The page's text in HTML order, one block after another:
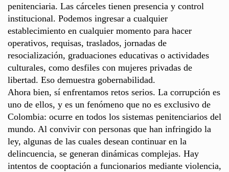
penitenciaria. Las cárceles tienen presencia y control
institucional. Podemos ingresar a cualquier
establecimiento en cualquier momento para hacer
operativos, requisas, traslados, jornadas de
resocialización, graduaciones educativas o actividades
culturales, como desfiles con mujeres privadas de
libertad. Eso demuestra gobernabilidad.
Ahora bien, sí enfrentamos retos serios. La corrupción es
uno de ellos, y es un fenómeno que no es exclusivo de
Colombia: ocurre en todos los sistemas penitenciarios del
mundo. Al convivir con personas que han infringido la
ley, algunas de las cuales desean continuar en la
delincuencia, se generan dinámicas complejas. Hay
intentos de cooptación a funcionarios mediante violencia,